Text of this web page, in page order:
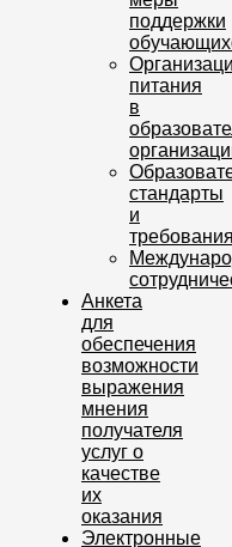
поддержки
питания
в
стандарты
и
требования
Анкета
для
обеспечения
возможности
выражения
мнения
получателя
услуг о
качестве
их
оказания
Электронные